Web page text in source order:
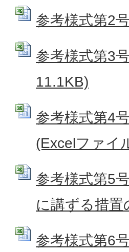
参考様式第2
参考様式第3
11.1KB)
参考様式第4
(Excelファイ
参考様式第5
に講ずる措置
参考様式第6